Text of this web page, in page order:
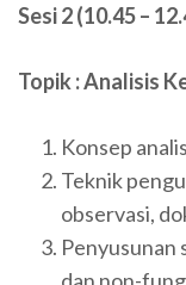
Sesi 2 (10.45 –
Topik : Analisis
Konsep
Teknik
observasi,
Penyusunan